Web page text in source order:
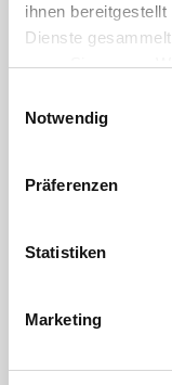
ihnen
Dienste
wenn Sie unsere
Notwendig
Präferenzen
Statistiken
Marketing
Hunter I-20